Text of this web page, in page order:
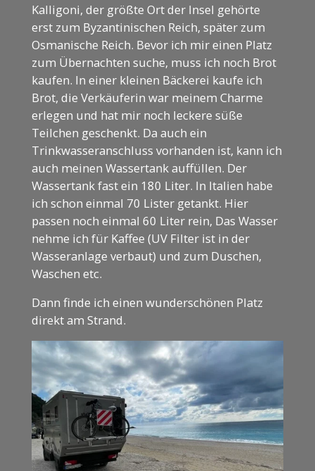
Kalligoni, der größte Ort der Insel gehörte
erst zum Byzantinischen Reich, später zum
Osmanische Reich. Bevor ich mir einen Platz
zum Übernachten suche, muss ich noch Brot
kaufen. In einer kleinen Bäckerei kaufe ich
Brot, die Verkäuferin war meinem Charme
erlegen und hat mir noch leckere süße
Teilchen geschenkt. Da auch ein
Trinkwasseranschluss vorhanden ist, kann ich
auch meinen Wassertank auffüllen. Der
Wassertank fast ein 180 Liter. In Italien habe
ich schon einmal 70 Lister getankt. Hier
passen noch einmal 60 Liter rein, Das Wasser
nehme ich für Kaffee (UV Filter ist in der
Wasseranlage verbaut) und zum Duschen,
Waschen etc.
Dann finde ich einen wunderschönen Platz
direkt am Strand.